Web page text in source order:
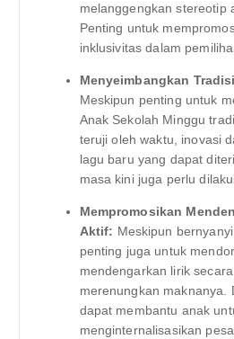
melanggengkan stereotip
Penting untuk
inklusivitas dalam
Menyeimbangkan
Meskipun penting untuk
Anak Sekolah Minggu
teruji oleh waktu, inovasi
lagu baru yang dapat
masa kini juga perlu
Mempromosikan
Aktif: Meskipun
penting juga untuk
mendengarkan lirik
merenungkan maknanya.
dapat membantu anak
menginternalisasikan